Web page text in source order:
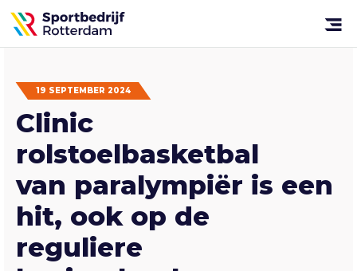
Open
Sportbedrijf
Rotterdam
19 SEPTEMBER 2024
Clinic
rolstoelbasketbal
van paralympiër is een
hit, ook op de
reguliere